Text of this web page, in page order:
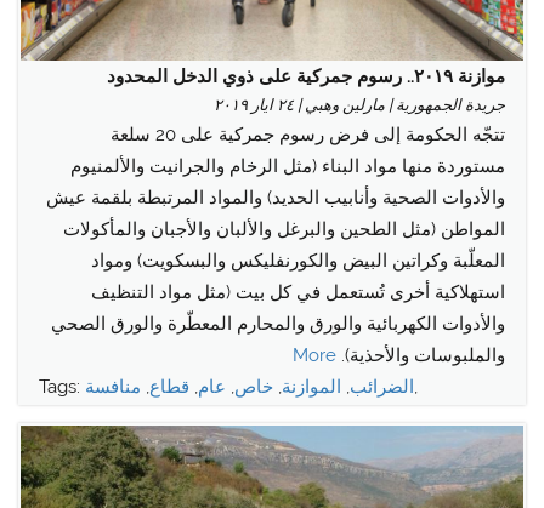
موازنة ٢٠١٩.. رسوم جمركية على ذوي الدخل المحدود
جريدة الجمهورية | مارلين وهبي | ٢٤ ايار ٢٠١٩
تتجّه الحكومة إلى فرض رسوم جمركية على 20 سلعة
مستوردة منها مواد البناء (مثل الرخام والجرانيت والألمنيوم
والأدوات الصحية وأنابيب الحديد) والمواد المرتبطة بلقمة عيش
المواطن (مثل الطحين والبرغل والألبان والأجبان والمأكولات
المعلّبة وكراتين البيض والكورنفليكس والبسكويت) ومواد
استهلاكية أخرى تُستعمل في كل بيت (مثل مواد التنظيف
والأدوات الكهربائية والورق والمحارم المعطّرة والورق الصحي
والملبوسات والأحذية).
Tags:
الضرائب, الموازنة, خاص, عام, قطاع, منافسة ,